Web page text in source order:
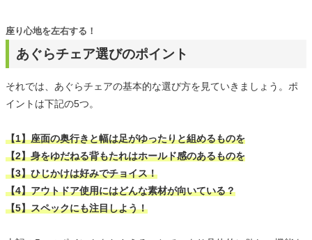
あぐらチェア選びのポイント
座り心地を左右する！
それでは、あぐらチェアの基本的な選び方を見ていきましょう。ポ
イントは下記の5つ。
【1】座面の奥行きと幅は足がゆったりと組めるものを
【2】身をゆだねる背もたれはホールド感のあるものを
【3】ひじかけは好みでチョイス！
【4】アウトドア使用にはどんな素材が向いている？
【5】スペックにも注目しよう！